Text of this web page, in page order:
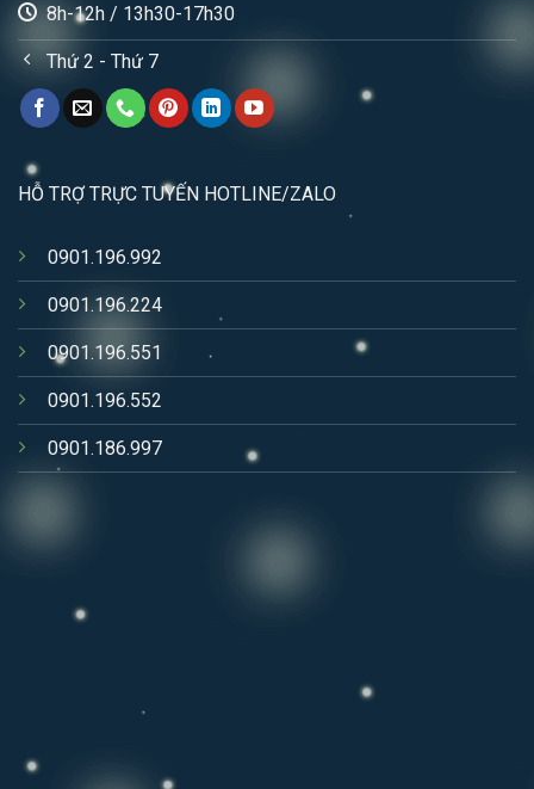
8h-12h / 13h30-17h30
Thứ 2 - Thứ 7
HỖ TRỢ TRỰC TUYẾN HOTLINE/ZALO
0901.196.992
0901.196.224
0901.196.551
0901.196.552
0901.186.997